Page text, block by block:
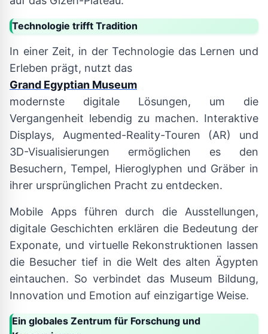
Technologie trifft Tradition
In einer Zeit, in der Technologie das Lernen und
Erleben prägt, nutzt das
Grand Egyptian Museum
modernste digitale Lösungen, um die
Vergangenheit lebendig zu machen. Interaktive
Displays, Augmented-Reality-Touren (AR) und
3D-Visualisierungen ermöglichen es den
Besuchern, Tempel, Hieroglyphen und Gräber in
ihrer ursprünglichen Pracht zu entdecken.
Mobile Apps führen durch die Ausstellungen,
digitale Geschichten erklären die Bedeutung der
Exponate, und virtuelle Rekonstruktionen lassen
die Besucher tief in die Welt des alten Ägypten
eintauchen. So verbindet das Museum Bildung,
Innovation und Emotion auf einzigartige Weise.
Ein globales Zentrum für Forschung und